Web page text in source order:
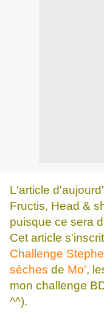
L'article
Fructis, Head &
puisque ce sera
Cet article
Challenge
sèches de Mo',
mon challenge
^^).